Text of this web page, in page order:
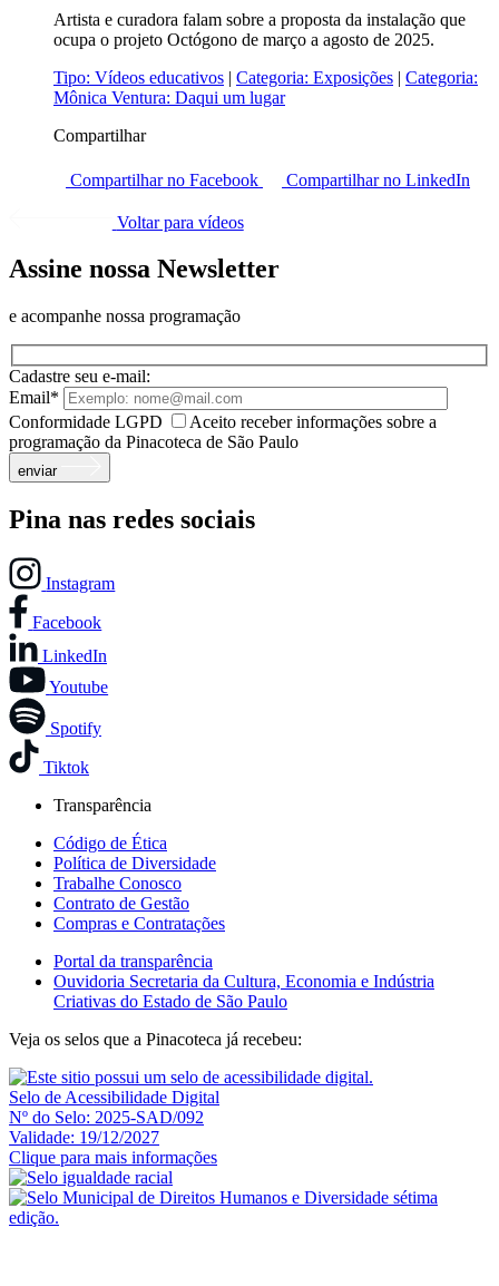
Artista e curadora falam sobre a proposta da instalação que
ocupa o projeto Octógono de março a agosto de 2025.
Tipo: Vídeos educativos | Categoria: Exposições | Categoria:
Mônica Ventura: Daqui um lugar
Compartilhar
Compartilhar no Facebook Compartilhar no LinkedIn
Voltar para vídeos
Assine nossa Newsletter
e acompanhe nossa programação
Cadastre seu e-mail:
Email*
Conformidade LGPD
Aceito receber informações sobre a
programação da Pinacoteca de São Paulo
enviar
Pina nas redes sociais
Instagram
Facebook
LinkedIn
Youtube
Spotify
Tiktok
Transparência
Código de Ética
Política de Diversidade
Trabalhe Conosco
Contrato de Gestão
Compras e Contratações
Portal da transparência
Ouvidoria Secretaria da Cultura, Economia e Indústria
Criativas do Estado de São Paulo
Veja os selos que a Pinacoteca já recebeu:
Selo de Acessibilidade Digital
Nº do Selo: 2025-SAD/092
Validade: 19/12/2027
Clique para mais informações